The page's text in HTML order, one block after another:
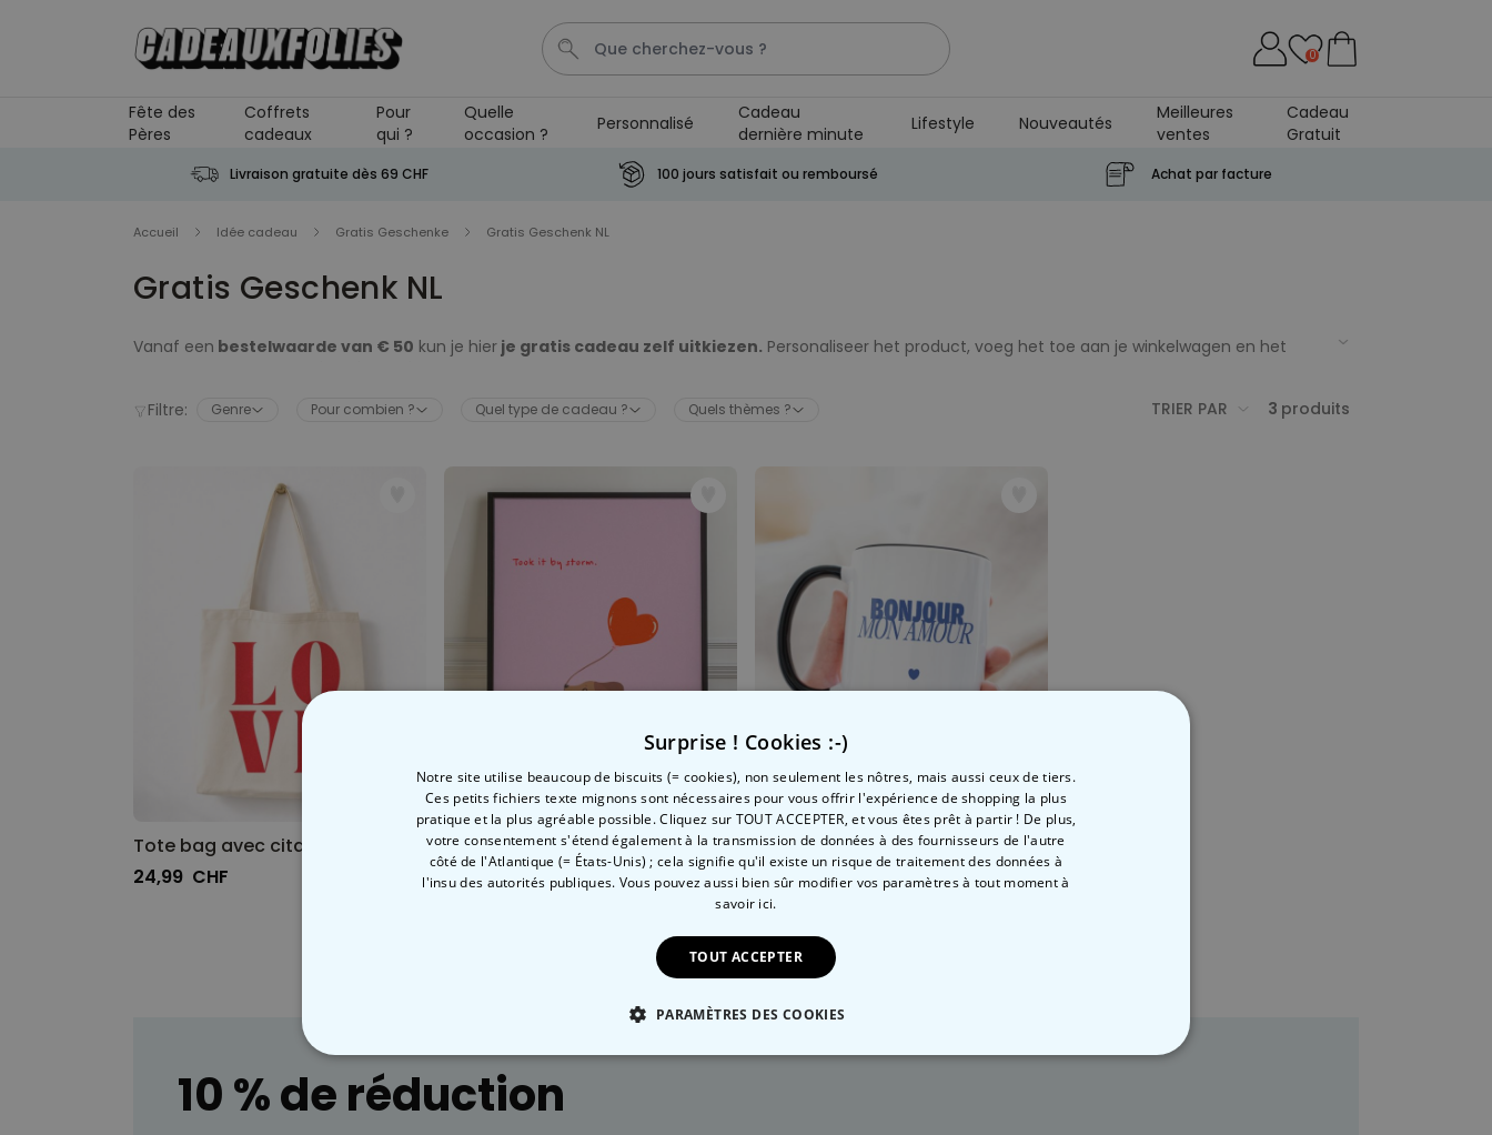
Spritz Aperol Personnalise
bois avec texte
Serviette de Plage
Personnalisée avec Prénom
Personnalisable
Serviette personnalisée avec
boisson et texte
plus de
Personnalisable
Chaussettes personnalisées
avec votre animal de
compagnie
plus de
14.000
exemplaires
29,99 CHF
0
Fête des
Pères
Coffrets
cadeaux
Pour
qui ?
Quelle
occasion ?
Personnalisé
Cadeau
dernière minute
Lifestyle Nouveautés
Meilleures
ventes
Cadeau
Gratuit
Livraison gratuite dès 69 CHF 100 jours satisfait ou remboursé Achat par facture
Accueil Idée cadeau Gratis Geschenke Gratis Geschenk NL
Gratis Geschenk NL
Vanaf een bestelwaarde van € 50 kun je hier je gratis cadeau zelf uitkiezen. Personaliseer het product, voeg het toe aan je winkelwagen en het
Filtre:
Genre Pour combien ? Quel type de cadeau ? Quels thèmes ? TRIER PAR 3 produits
Tote bag avec citation
24,99 CHF
Poster avec citation
24,99 CHF
Mug avec citations de Saint‑Valentin
19,99 CHF
10 % de réduction
Surprise ! Cookies :-)
Notre site utilise beaucoup de biscuits (= cookies), non seulement les nôtres, mais aussi ceux de tiers.
Ces petits fichiers texte mignons sont nécessaires pour vous offrir l'expérience de shopping la plus
pratique et la plus agréable possible. Cliquez sur TOUT ACCEPTER, et vous êtes prêt à partir ! De plus,
votre consentement s'étend également à la transmission de données à des fournisseurs de l'autre
côté de l'Atlantique (= États-Unis) ; cela signifie qu'il existe un risque de traitement des données à
l'insu des autorités publiques. Vous pouvez aussi bien sûr modifier vos paramètres à tout moment à
savoir ici.
TOUT ACCEPTER
PARAMÈTRES DES COOKIES
STRICTEMENT NÉCESSAIRE PERFORMANCE COMMERCIALISATION NON CLASSÉ